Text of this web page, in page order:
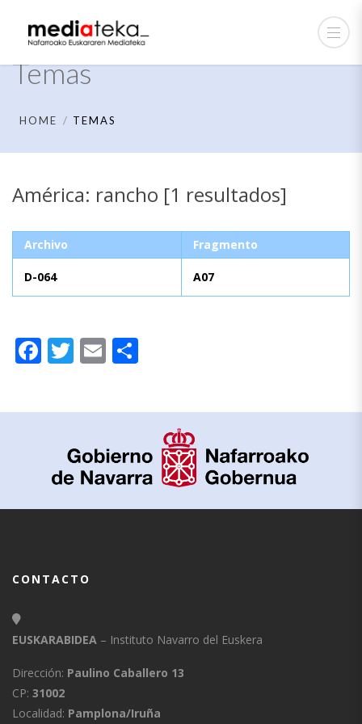
Temas
HOME TEMAS
América: rancho [1 resultados]
Archivo Fragmento
D-064 A07
Facebook
Twitter
Email
CONTACTO
EUSKARABIDEA – Instituto Navarro del Euskera
Dirección: Paulino Caballero 13
CP: 31002
Localidad: Pamplona/Iruña